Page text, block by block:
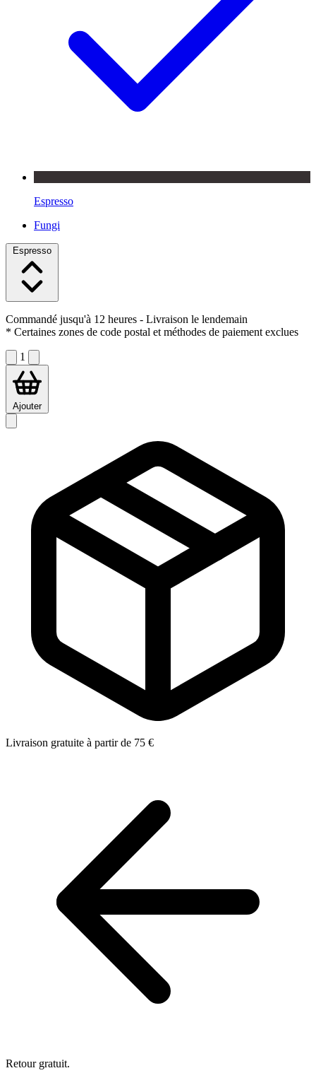
Espresso
Fungi
Espresso
Commandé jusqu'à 12 heures - Livraison le lendemain
* Certaines zones de code postal et méthodes de paiement exclues
1
Ajouter
Livraison gratuite à partir de 75 €
Retour gratuit.